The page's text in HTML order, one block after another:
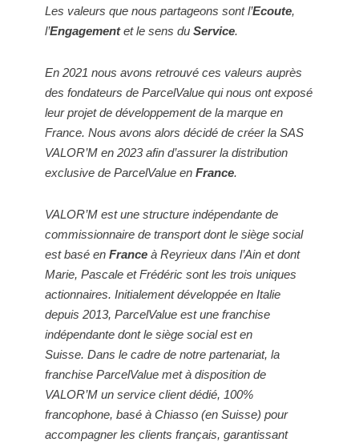
Les valeurs que nous partageons sont l’Ecoute,
l’Engagementet le sens du Service.
En 2021 nous avons retrouvé ces valeurs auprès
des fondateurs de ParcelValue qui nous ont exposé
leur projet de développement de la marque en
France. Nous avons alors décidé de créer la SAS
VALOR’M en 2023 afin d’assurer la distribution
exclusive de ParcelValue en France.
VALOR’M est une structure indépendante de
commissionnaire de transport dont le siège social
est basé en France à Reyrieux dans l’Ain et dont
Marie, Pascale et Frédéric sont les trois uniques
actionnaires. Initialement développée en Italie
depuis 2013, ParcelValue est une franchise
indépendante dont le siège social est en
Suisse. Dans le cadre de notre partenariat, la
franchise ParcelValue met à disposition de
VALOR’M un service client dédié, 100%
francophone, basé à Chiasso (en Suisse) pour
accompagner les clients français, garantissant